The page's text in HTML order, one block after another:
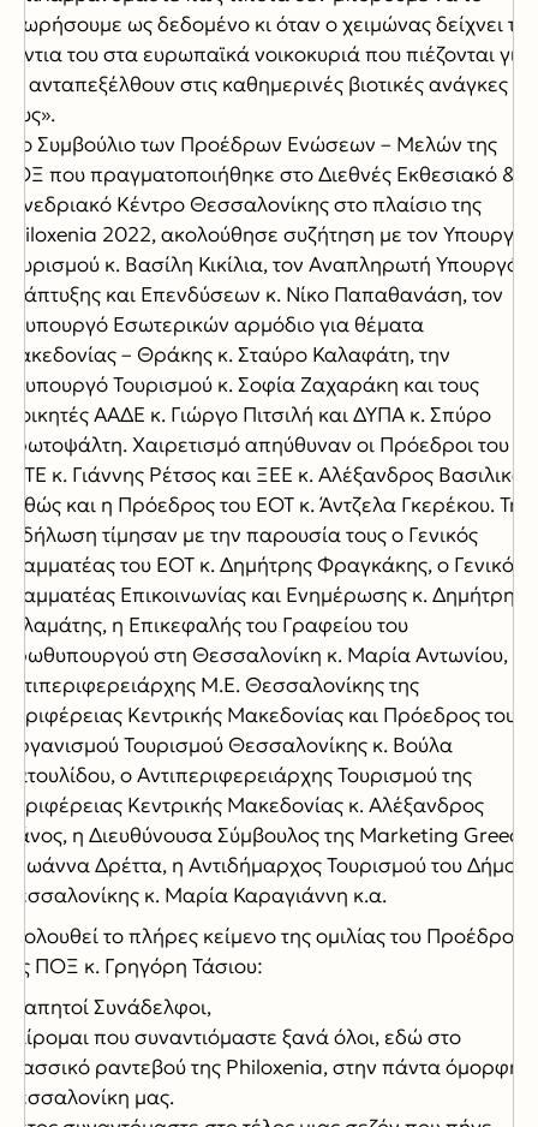
θεωρήσουμε ως δεδομένο κι όταν ο χειμώνας δείχνει τα
δόντια του στα ευρωπαϊκά νοικοκυριά που πιέζονται για
να ανταπεξέλθουν στις καθημερινές βιοτικές ανάγκες
τους».
Στο Συμβούλιο των Προέδρων Ενώσεων – Μελών της
ΠΟΞ που πραγματοποιήθηκε στο Διεθνές Εκθεσιακό &
Συνεδριακό Κέντρο Θεσσαλονίκης στο πλαίσιο της
Philoxenia 2022, ακολούθησε συζήτηση με τον Υπουργό
Τουρισμού κ. Βασίλη Κικίλια, τον Αναπληρωτή Υπουργό
Ανάπτυξης και Επενδύσεων κ. Νίκο Παπαθανάση, τον
Υφυπουργό Εσωτερικών αρμόδιο για θέματα
Μακεδονίας – Θράκης κ. Σταύρο Καλαφάτη, την
Υφυπουργό Τουρισμού κ. Σοφία Ζαχαράκη και τους
Διοικητές ΑΑΔΕ κ. Γιώργο Πιτσιλή και ΔΥΠΑ κ. Σπύρο
Πρωτοψάλτη. Χαιρετισμό απηύθυναν οι Πρόεδροι του
ΣΕΤΕ κ. Γιάννης Ρέτσος και ΞΕΕ κ. Αλέξανδρος Βασιλικός,
καθώς και η Πρόεδρος του ΕΟΤ κ. Άντζελα Γκερέκου. Την
εκδήλωση τίμησαν με την παρουσία τους ο Γενικός
Γραμματέας του ΕΟΤ κ. Δημήτρης Φραγκάκης, ο Γενικός
Γραμματέας Επικοινωνίας και Ενημέρωσης κ. Δημήτρης
Γαλαμάτης, η Επικεφαλής του Γραφείου του
Πρωθυπουργού στη Θεσσαλονίκη κ. Μαρία Αντωνίου, η
Αντιπεριφερειάρχης Μ.Ε. Θεσσαλονίκης της
Περιφέρειας Κεντρικής Μακεδονίας και Πρόεδρος του
Οργανισμού Τουρισμού Θεσσαλονίκης κ. Βούλα
Πατουλίδου, ο Αντιπεριφερειάρχης Τουρισμού της
Περιφέρειας Κεντρικής Μακεδονίας κ. Αλέξανδρος
Θάνος, η Διευθύνουσα Σύμβουλος της Marketing Greece
κ. Ιωάννα Δρέττα, η Αντιδήμαρχος Τουρισμού του Δήμου
Θεσσαλονίκης κ. Μαρία Καραγιάννη κ.α.
Ακολουθεί το πλήρες κείμενο της ομιλίας του Προέδρου
της ΠΟΞ κ. Γρηγόρη Τάσιου:
Αγαπητοί Συνάδελφοι,
Χαίρομαι που συναντιόμαστε ξανά όλοι, εδώ στο
κλασσικό ραντεβού της Philoxenia, στην πάντα όμορφη
Θεσσαλονίκη μας.